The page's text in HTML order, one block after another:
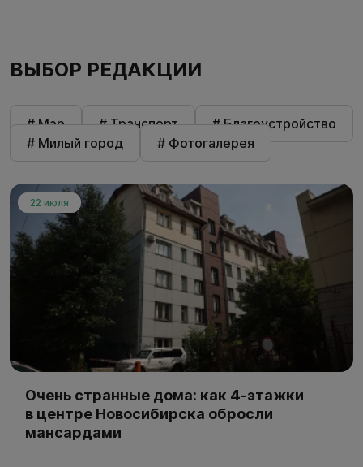
ВЫБОР РЕДАКЦИИ
# Мэр # Транспорт
# Благоустройство
# Милый город
# Фотогалерея
22 июля
Очень странные дома: как 4-этажки
в центре Новосибирска обросли
мансардами